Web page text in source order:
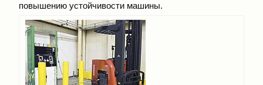
повышению устойчивости машины.